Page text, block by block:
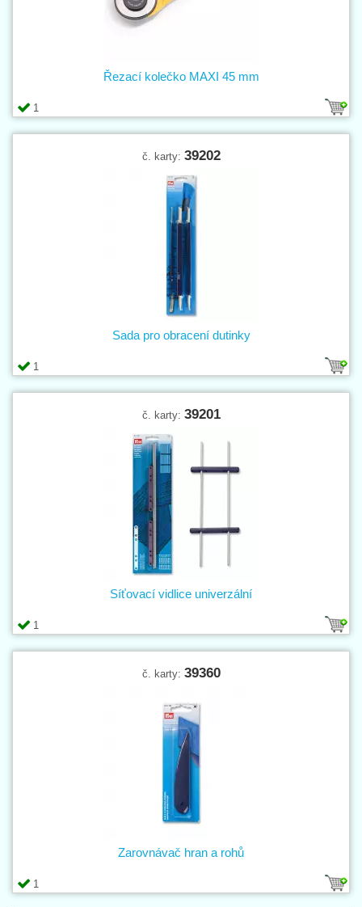
1
Řezací kolečko MAXI 45 mm
č. karty: 39202
1
Sada pro obracení dutinky
č. karty: 39201
1
Síťovací vidlice univerzální
č. karty: 39360
1
Zarovnávač hran a rohů